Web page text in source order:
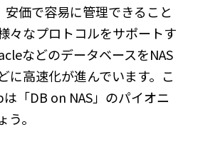
安価で容易に管理できること
々なプロトコルをサポートす
などのデータベースをNAS
に高速化が進んでいます。こ
「DB on NAS」のパイオニ
。